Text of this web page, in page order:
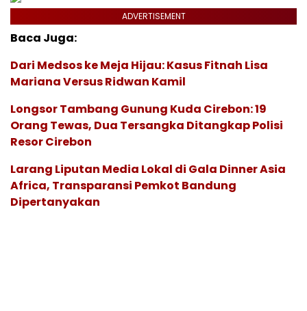
ADVERTISEMENT
Baca Juga:
Dari Medsos ke Meja Hijau: Kasus Fitnah Lisa
Mariana Versus Ridwan Kamil
Longsor Tambang Gunung Kuda Cirebon: 19
Orang Tewas, Dua Tersangka Ditangkap Polisi
Resor Cirebon
Larang Liputan Media Lokal di Gala Dinner Asia
Africa, Transparansi Pemkot Bandung
Dipertanyakan